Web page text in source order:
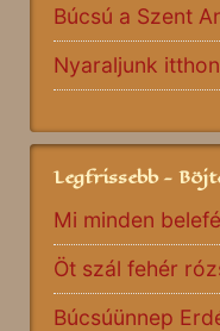
Búcsú a Szent
Nyaraljunk
Legfrissebb -
Mi minden
Öt szál fehér
Búcsúünnep